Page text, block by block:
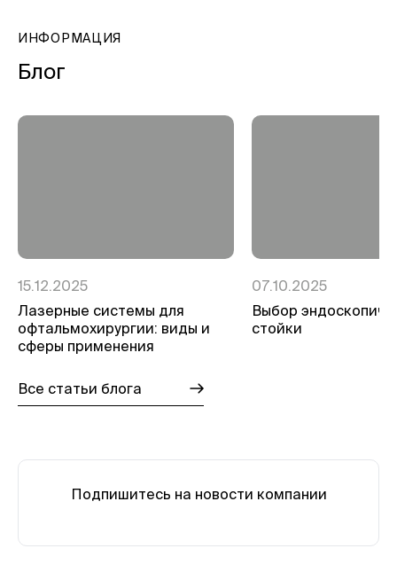
ИНФОРМАЦИЯ
Блог
15.12.2025
Лазерные системы для
офтальмохирургии: виды и
сферы применения
07.10.2025
Выбор
стойки
Все статьи блога
Подпишитесь на новости компании